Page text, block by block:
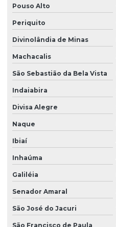
Pouso Alto
Periquito
Divinolândia de Minas
Machacalis
São Sebastião da Bela Vista
Indaiabira
Divisa Alegre
Naque
Ibiaí
Inhaúma
Galiléia
Senador Amaral
São José do Jacuri
São Francisco de Paula